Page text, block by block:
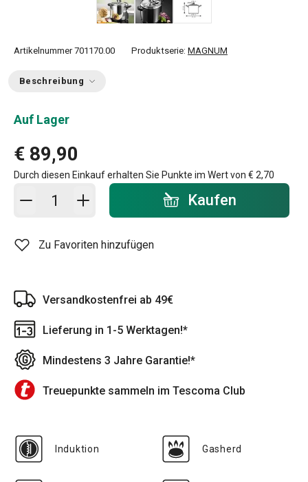
Artikelnummer 701170.00 Produktserie: MAGNUM
Beschreibung
Auf Lager
€ 89,90
Durch diesen Einkauf erhalten Sie Punkte im Wert von € 2,70
In den Warenkorb - Menge Kaufen
Zu Favoriten hinzufügen
Versandkostenfrei ab 49€
Lieferung in 1-5 Werktagen!*
Mindestens 3 Jahre Garantie!*
Treuepunkte sammeln im Tescoma Club
Induktion Gasherd